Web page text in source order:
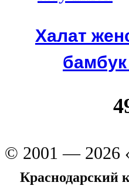
Халат
© 2001 — 2026
Краснодарский